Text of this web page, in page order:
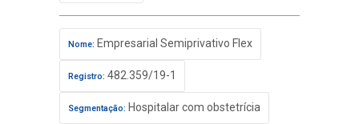
Nome: Empresarial Semiprivativo Flex
Registro: 482.359/19-1
Segmentação: Hospitalar com obstetrícia